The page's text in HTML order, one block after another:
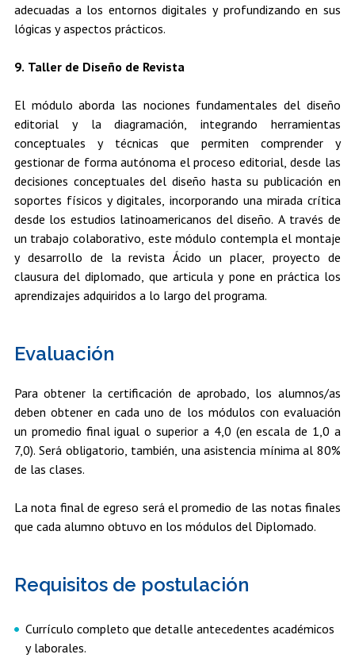
adecuadas a los entornos digitales y profundizando en sus
lógicas y aspectos prácticos.
9. Taller de Diseño de Revista
El módulo aborda las nociones fundamentales del diseño
editorial y la diagramación, integrando herramientas
conceptuales y técnicas que permiten comprender y
gestionar de forma autónoma el proceso editorial, desde las
decisiones conceptuales del diseño hasta su publicación en
soportes físicos y digitales, incorporando una mirada crítica
desde los estudios latinoamericanos del diseño. A través de
un trabajo colaborativo, este módulo contempla el montaje
y desarrollo de la revista Ácido un placer, proyecto de
clausura del diplomado, que articula y pone en práctica los
aprendizajes adquiridos a lo largo del programa.
Evaluación
Para obtener la certificación de aprobado, los alumnos/as
deben obtener en cada uno de los módulos con evaluación
un promedio final igual o superior a 4,0 (en escala de 1,0 a
7,0). Será obligatorio, también, una asistencia mínima al 80%
de las clases.
La nota final de egreso será el promedio de las notas finales
que cada alumno obtuvo en los módulos del Diplomado.
Requisitos de postulación
Currículo completo que detalle antecedentes académicos
y laborales.